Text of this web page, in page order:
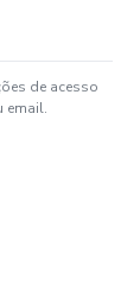
de acesso
email.